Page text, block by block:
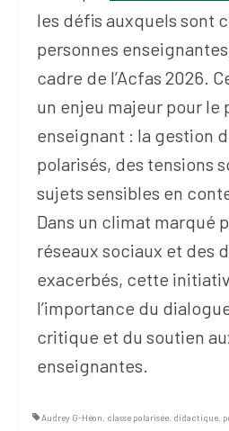
les défis auxquels sont
personnes
cadre de l’Acfas 2026.
un enjeu majeur pour le
enseignant : la gestion
polarisés, des tensions
sujets sensibles en
Dans un climat marqué
réseaux sociaux et des
exacerbés, cette
l’importance du
critique et du soutien
enseignantes.
Audrey G-Héon, classe polarisée, didactique,